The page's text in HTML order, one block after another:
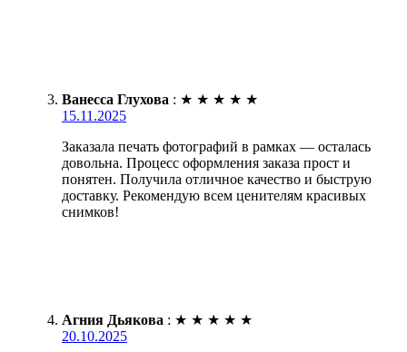
Ванесса Глухова : ★ ★ ★ ★ ★
15.11.2025
Заказала печать фотографий в рамках — осталась
довольна. Процесс оформления заказа прост и
понятен. Получила отличное качество и быструю
доставку. Рекомендую всем ценителям красивых
снимков!
Агния Дьякова : ★ ★ ★ ★ ★
20.10.2025